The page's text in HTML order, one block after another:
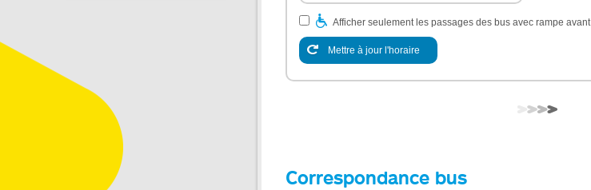
Afficher seulement les passages des bus avec rampe avant
Mettre à jour l'horaire
Correspondance bus